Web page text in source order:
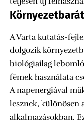
A Varta kutatás-
dolgozik
biológiailag
fémek használata
A napenergiával
lesznek, különösen
alkalmazásokban.